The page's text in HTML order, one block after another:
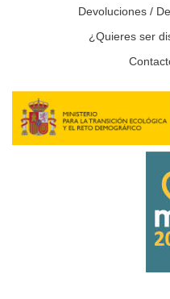
Devoluciones /
¿Quieres ser